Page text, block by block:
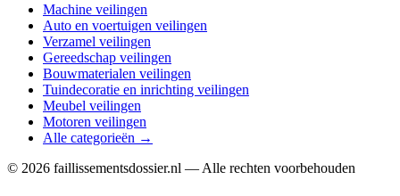
Machine veilingen
Auto en voertuigen veilingen
Verzamel veilingen
Gereedschap veilingen
Bouwmaterialen veilingen
Tuindecoratie en inrichting veilingen
Meubel veilingen
Motoren veilingen
Alle categorieën →
© 2026 faillissementsdossier.nl — Alle rechten voorbehouden